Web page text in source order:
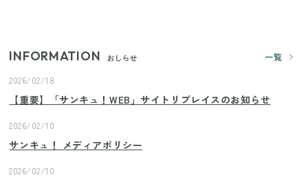
INFORMATION おしらせ
一覧
2026/02/18
【重要】「サンキュ！WEB」サイトリプレイスのお知らせ
2026/02/10
サンキュ！ メディアポリシー
2026/02/10